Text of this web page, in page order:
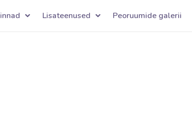
Lisateenused Peoruumide galerii